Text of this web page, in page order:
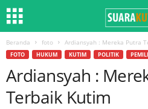
Beranda foto Ardiansyah : Mereka Putra
FOTO HUKUM KUTIM POLITIK
Ardiansyah :
Terbaik Kutim